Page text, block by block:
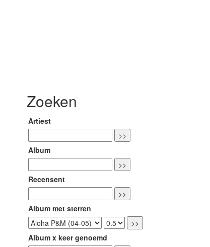
Zoeken
Artiest
Album
Recensent
Album met sterren
Album x keer genoemd